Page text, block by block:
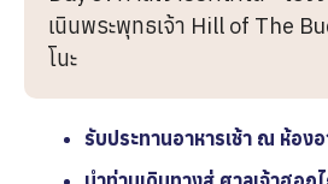
เนินพระพุทธเจ้า Hill of The
โนะ
รับประทานอาหารเช้า ณ ห้องอ